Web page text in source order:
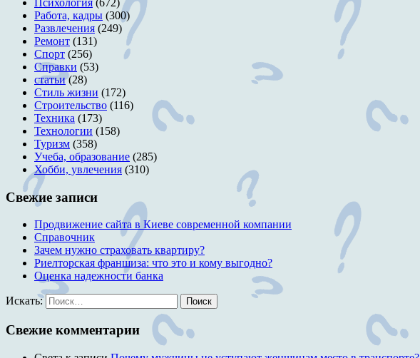
Работа, кадры (300)
Развлечения (249)
Ремонт (131)
Спорт (256)
Справки (53)
статьи(28)
Стиль жизни (172)
Строительство (116)
Техника (173)
Технологии (158)
Туризм (358)
Учеба, образование (285)
Хобби, увлечения (310)
Свежие записи
Продвижение сайта в Киеве современной компании
Справочник
Зачем нужно страховать квартиру?
Риелторская франшиза: что это и кому выгодно?
Оценка надежности банка
Искать: Поиск
Свежие комментарии